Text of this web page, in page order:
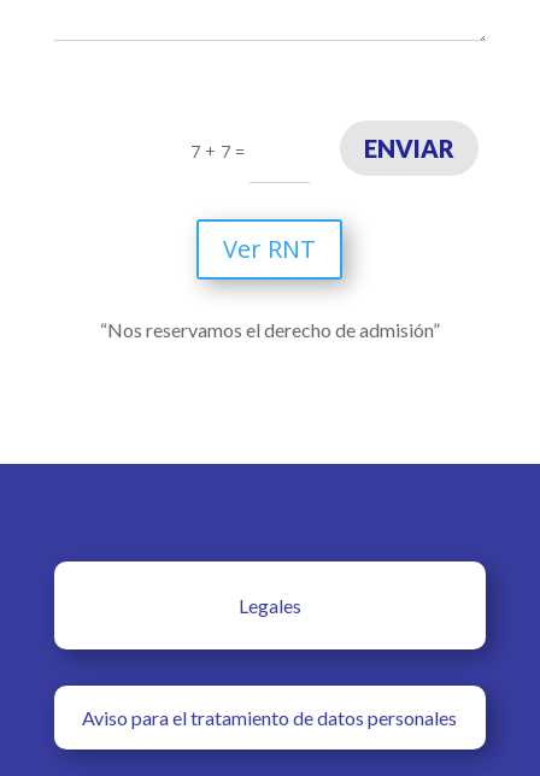
7 + 7 = ENVIAR
Ver RNT
“Nos reservamos el derecho de admisión”
Legales
Aviso para el tratamiento de datos personales